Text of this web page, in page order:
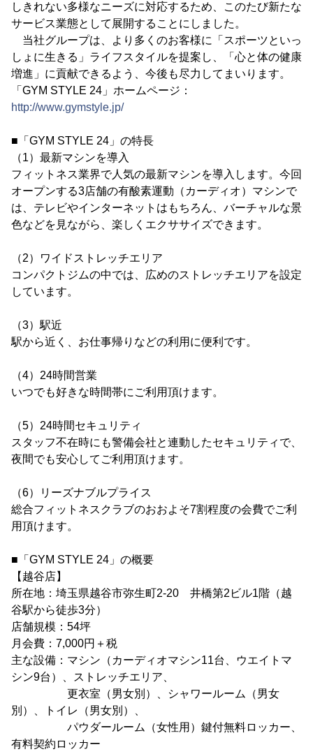
しきれない多様なニーズに対応するため、このたび新たな
サービス業態として展開することにしました。
当社グループは、より多くのお客様に「スポーツといっ
しょに生きる」ライフスタイルを提案し、「心と体の健康
増進」に貢献できるよう、今後も尽力してまいります。
「GYM STYLE 24」ホームページ：
http://www.gymstyle.jp/
■「GYM STYLE 24」の特長
（1）最新マシンを導入
フィットネス業界で人気の最新マシンを導入します。今回
オープンする3店舗の有酸素運動（カーディオ）マシンで
は、テレビやインターネットはもちろん、バーチャルな景
色などを見ながら、楽しくエクササイズできます。
（2）ワイドストレッチエリア
コンパクトジムの中では、広めのストレッチエリアを設定
しています。
（3）駅近
駅から近く、お仕事帰りなどの利用に便利です。
（4）24時間営業
いつでも好きな時間帯にご利用頂けます。
（5）24時間セキュリティ
スタッフ不在時にも警備会社と連動したセキュリティで、
夜間でも安心してご利用頂けます。
（6）リーズナブルプライス
総合フィットネスクラブのおおよそ7割程度の会費でご利
用頂けます。
■「GYM STYLE 24」の概要
【越谷店】
所在地：埼玉県越谷市弥生町2-20 井橋第2ビル1階（越
谷駅から徒歩3分）
店舗規模：54坪
月会費：7,000円＋税
主な設備：マシン（カーディオマシン11台、ウエイトマ
シン9台）、ストレッチエリア、
更衣室（男女別）、シャワールーム（男女
別）、トイレ（男女別）、
パウダールーム（女性用）鍵付無料ロッカー、
有料契約ロッカー